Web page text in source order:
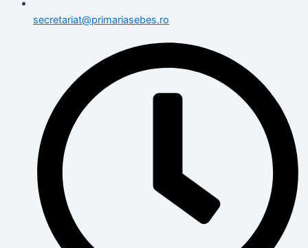
secretariat@primariasebes.ro